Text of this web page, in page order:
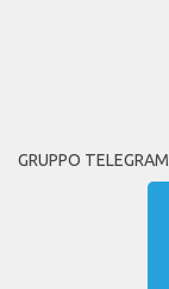
GRUPPO TELEGRAM